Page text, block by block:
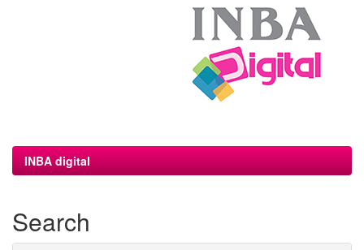
INBA digital
Search